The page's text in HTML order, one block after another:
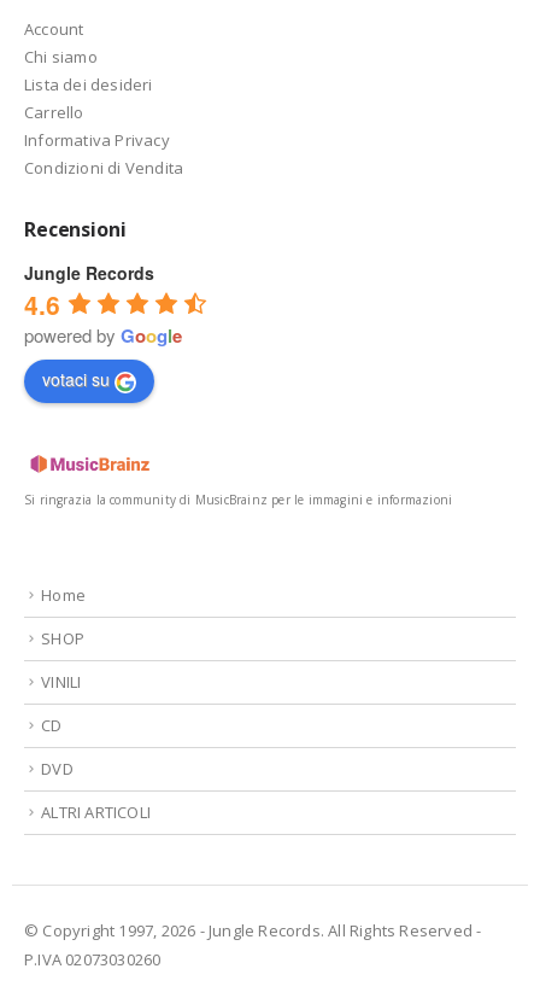
Account
Chi siamo
Lista dei desideri
Carrello
Informativa Privacy
Condizioni di Vendita
Recensioni
Jungle Records
4.6
powered by Google
votaci su
Si ringrazia la community di MusicBrainz per le immagini e informazioni
Home
SHOP
VINILI
CD
DVD
ALTRI ARTICOLI
© Copyright 1997, 2026 - Jungle Records. All Rights Reserved -
P.IVA 02073030260